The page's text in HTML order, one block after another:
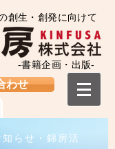
創生・創発に向けて
-書籍企画・出版-
せ
らせ・錦房活